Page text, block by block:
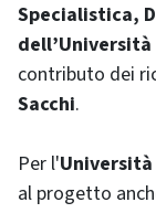
Specialistica,
contributo dei
Sacchi.
Per l'
al progetto